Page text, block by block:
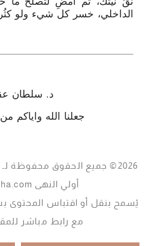
الداخلي، خسر كل شيء ولو
د. سلطان
جعلنا الله واياكم
2026© جميع الحقوق
أولي النهى ouli-alnouha.com
يُسمح بنقل أو اقتباس المحتوى
مع رابط مباشر